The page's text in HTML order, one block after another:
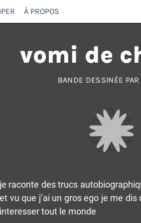
À PROPOS
vomi de
BANDE DESSINÉE PAR
je raconte des trucs
et vu que j’ai un gros ego je me
interesser tout le monde